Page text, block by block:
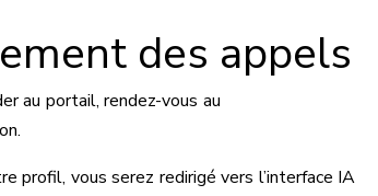
des appels
au portail, rendez-vous au
profil, vous serez redirigé vers l’interface IA